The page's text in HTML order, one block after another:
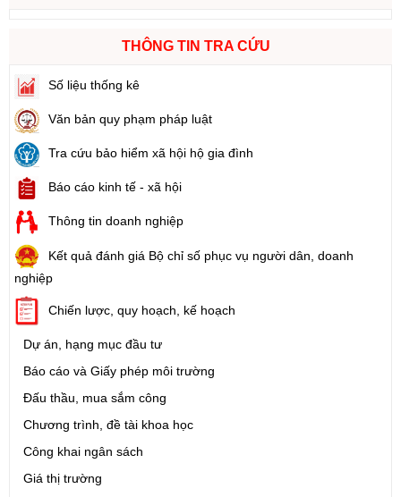
THÔNG TIN TRA CỨU
Số liệu thống kê
Văn bản quy phạm pháp luật
Tra cứu bảo hiểm xã hội hộ gia đình
Báo cáo kinh tế - xã hội
Thông tin doanh nghiệp
Kết quả đánh giá Bộ chỉ số phục vụ người dân, doanh
nghiệp
Chiến lược, quy hoạch, kế hoạch
Dự án, hạng mục đầu tư
Báo cáo và Giấy phép môi trường
Đấu thầu, mua sắm công
Chương trình, đề tài khoa học
Công khai ngân sách
Giá thị trường